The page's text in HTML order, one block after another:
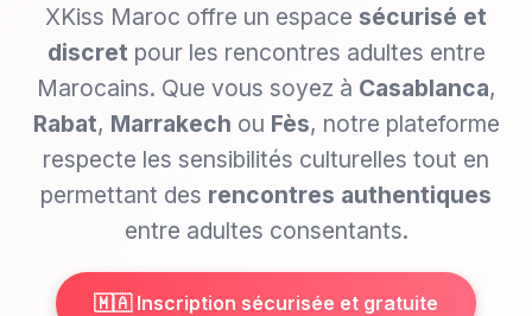
XKiss Maroc offre un espace sécurisé et
discretpour les rencontres adultes entre
Marocains. Que vous soyez à Casablanca,
Rabat, Marrakech ou Fès, notre plateforme
respecte les sensibilités culturelles tout en
permettant des rencontres authentiques
entre adultes consentants.
🇲🇦 Inscription sécurisée et gratuite